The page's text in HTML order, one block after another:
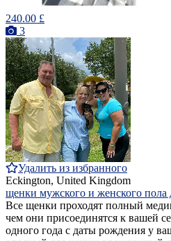
240.00 £
3
Удалить из избранного
Eckington, United Kingdom
щенки мужского и женского
Все щенки проходят полный
чем они присоединятся к вашей
одного года с даты рождения у